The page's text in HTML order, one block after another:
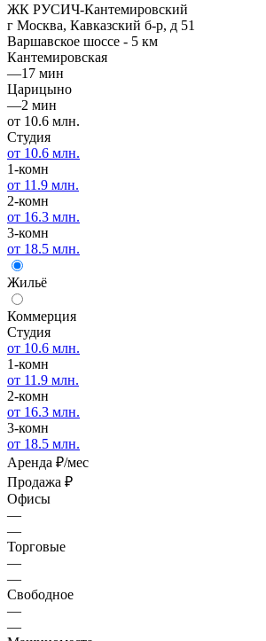
ЖК РУСИЧ-Кантемировский
г Москва, Кавказский б-р, д 51
Варшавское шоссе - 5 км
Кантемировская
—17 мин
Царицыно
—2 мин
от 10.6 млн.
Студия
от 10.6 млн.
1-комн
от 11.9 млн.
2-комн
от 16.3 млн.
3-комн
от 18.5 млн.
Жильё
Коммерция
Студия
от 10.6 млн.
1-комн
от 11.9 млн.
2-комн
от 16.3 млн.
3-комн
от 18.5 млн.
Аренда ₽/мес
Продажа ₽
Офисы
—
—
Торговые
—
—
Свободное
—
—